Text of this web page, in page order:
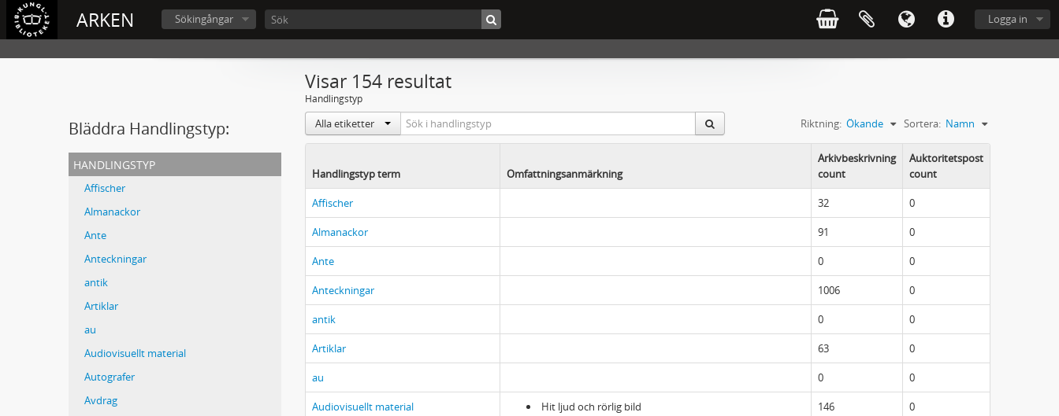
ARKEN Logga in
Sökingångar
Bläddra Handlingstyp:
handlingstyp
Affischer
Almanackor
Ante
Anteckningar
antik
Artiklar
au
Audiovisuellt material
Autografer
Avdrag
Visar 154 resultat
Handlingstyp
Alla etiketter Sortera: Namn
Riktning: Ökande
Handlingstyp term Omfattningsanmärkning
Arkivbeskrivning
count
Auktoritetspost
count
Affischer 32 0
Almanackor 91 0
Ante 0 0
Anteckningar 1006 0
antik 0 0
Artiklar 63 0
au 0 0
Audiovisuellt material Hit ljud och rörlig bild 146 0